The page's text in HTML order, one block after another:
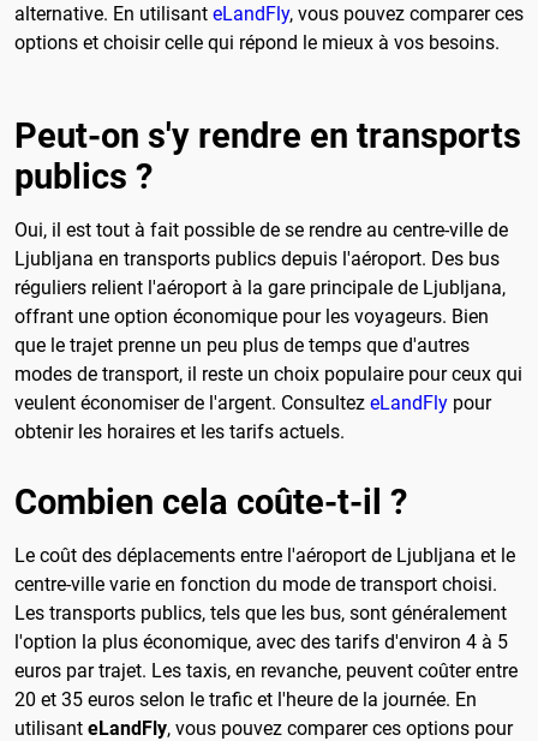
alternative. En utilisant eLandFly, vous pouvez comparer ces
options et choisir celle qui répond le mieux à vos besoins.
Peut-on s'y rendre en transports
publics ?
Oui, il est tout à fait possible de se rendre au centre-ville de
Ljubljana en transports publics depuis l'aéroport. Des bus
réguliers relient l'aéroport à la gare principale de Ljubljana,
offrant une option économique pour les voyageurs. Bien
que le trajet prenne un peu plus de temps que d'autres
modes de transport, il reste un choix populaire pour ceux qui
veulent économiser de l'argent. Consultez eLandFly pour
obtenir les horaires et les tarifs actuels.
Combien cela coûte-t-il ?
Le coût des déplacements entre l'aéroport de Ljubljana et le
centre-ville varie en fonction du mode de transport choisi.
Les transports publics, tels que les bus, sont généralement
l'option la plus économique, avec des tarifs d'environ 4 à 5
euros par trajet. Les taxis, en revanche, peuvent coûter entre
20 et 35 euros selon le trafic et l'heure de la journée. En
utilisant eLandFly, vous pouvez comparer ces options pour